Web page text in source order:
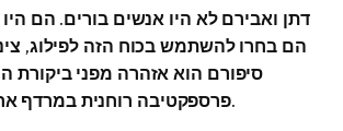
דתן ואבירם לא היו אנשים בורים. הם
הם בחרו להשתמש בכוח הזה לפילוג,
סיפורם הוא אזהרה מפני ביקורת
פרספקטיבה רוחנית במרדף אחר הצלחה חומרית.